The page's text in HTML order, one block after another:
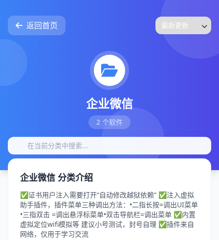
返回首页
企业微信
2 个软件
企业微信 分类介绍
✅证书用户注入需要打开“自动修改越狱依赖” ✅注入虚拟
助手插件，插件菜单三种调出方法：•二指长按=调出UI菜单
•三指双击 =调出悬浮标菜单•双击导航栏=调出菜单 ✅内置
虚拟定位wifi模拟等 建议小号测试，封号自理 ✅插件来自
网络，仅用于学习交流